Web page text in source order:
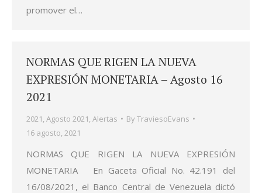
promover el…
NORMAS QUE RIGEN LA NUEVA
EXPRESIÓN MONETARIA – Agosto 16
2021
2021, Agosto 2021, Alertas ByTraviesoEvans
16 agosto, 2021
NORMAS QUE RIGEN LA NUEVA EXPRESIÓN
MONETARIA En Gaceta Oficial No. 42.191 del
16/08/2021, el Banco Central de Venezuela dictó